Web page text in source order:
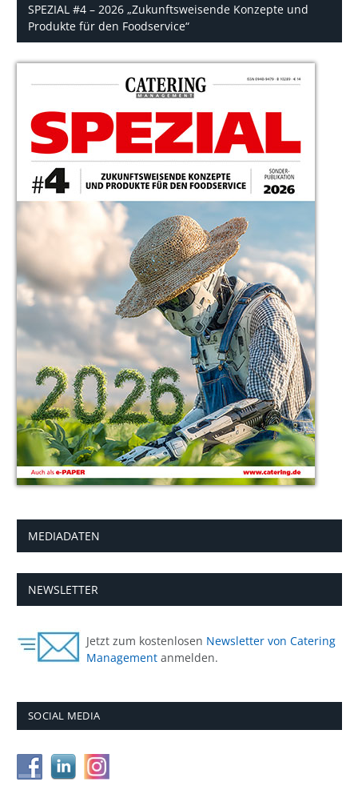
SPEZIAL #4 – 2026 „Zukunftsweisende Konzepte und
Produkte für den Foodservice“
MEDIADATEN
NEWSLETTER
Jetzt zum kostenlosen Newsletter von Catering
Management anmelden.
SOCIAL MEDIA